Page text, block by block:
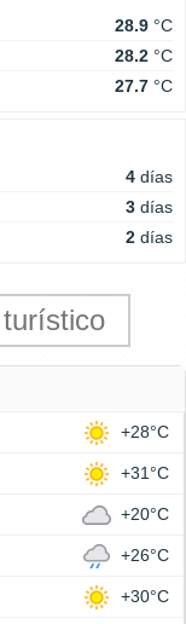
28.9 °C
28.2 °C
27.7 °C
4 días
3 días
2 días
+28°C
+31°C
+20°C
+26°C
+30°C